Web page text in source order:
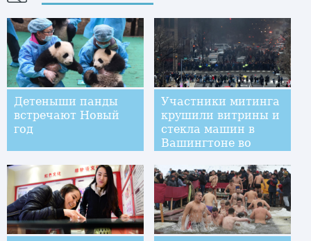
Детеныши панды
встречают Новый
год
Участники митинга
крушили витрины и
стекла машин в
Вашингтоне во
Д.Трампа